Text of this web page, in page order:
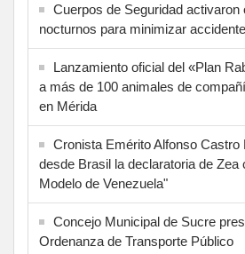
Cuerpos de Seguridad activaron
nocturnos para minimizar
Lanzamiento oficial del «Plan
a más de 100 animales de
en Mérida
Cronista Emérito Alfonso Castro
desde Brasil la declaratoria de Zea
Modelo de Venezuela"
Concejo Municipal de Sucre
Ordenanza de Transporte Público